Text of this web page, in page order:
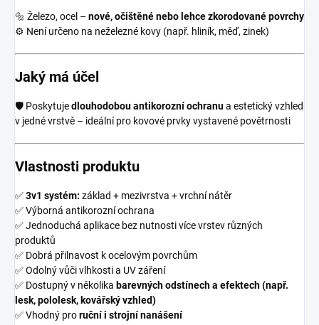
🔩 Železo, ocel – nové, očištěné nebo lehce zkorodované povrchy
⚙ Není určeno na neželezné kovy (např. hliník, měď, zinek)
Jaký má účel
🛡 Poskytujedlouhodobou antikorozní ochranua estetický vzhled
v jedné vrstvě – ideální pro kovové prvky vystavené povětrnosti
Vlastnosti produktu
✅3v1 systém: základ + mezivrstva + vrchní nátěr
✅ Výborná antikorozní ochrana
✅ Jednoduchá aplikace bez nutnosti více vrstev různých
produktů
✅ Dobrá přilnavost k ocelovým povrchům
✅ Odolný vůči vlhkosti a UV záření
✅ Dostupný v několika barevných odstínech a efektech (např.
lesk, pololesk, kovářský vzhled)
✅ Vhodný proruční i strojní nanášení